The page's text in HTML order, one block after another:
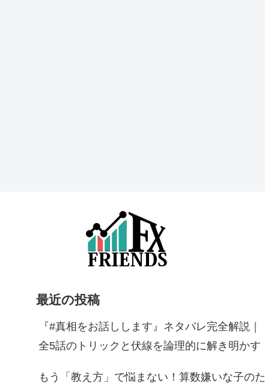
最近の投稿
『#真相をお話しします』ネタバレ完全解説｜
全5話のトリックと伏線を論理的に解き明かす
もう「教え方」で悩まない！算数嫌いな子のた